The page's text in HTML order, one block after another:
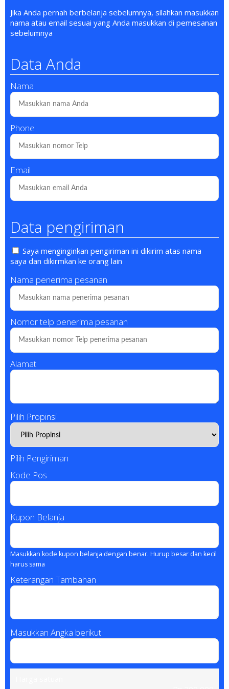
Jika Anda pernah berbelanja sebelumnya, silahkan masukkan
nama atau email sesuai yang Anda masukkan di pemesanan
sebelumnya
Data Anda
Nama
Phone
Email
Data pengiriman
Saya menginginkan pengiriman ini dikirim atas nama
saya dan dikirmkan ke orang lain
Nama penerima pesanan
Nomor telp penerima pesanan
Alamat
Pilih Propinsi
Pilih Pengiriman
Kode Pos
Kupon Belanja
Masukkan kode kupon belanja dengan benar. Hurup besar dan kecil
harus sama
Keterangan Tambahan
Masukkan Angka berikut